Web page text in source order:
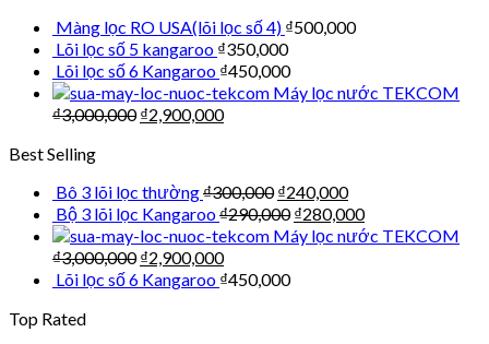
Màng lọc RO USA(lõi lọc số 4) ₫500,000
Lõi lọc số 5 kangaroo ₫350,000
Lõi lọc số 6 Kangaroo ₫450,000
Máy lọc nước TEKCOM
₫3,000,000 ₫2,900,000
Best Selling
Bô 3 lõi lọc thường₫300,000 ₫240,000
Bộ 3 lõi lọc Kangaroo₫290,000 ₫280,000
Máy lọc nước TEKCOM
₫3,000,000 ₫2,900,000
Lõi lọc số 6 Kangaroo ₫450,000
Top Rated